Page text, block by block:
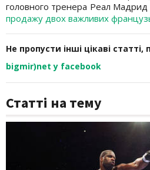
головного тренера Реал
продажу двох важливих
Не пропусти інші цікаві
bigmir)net у facebook
Статті на тему